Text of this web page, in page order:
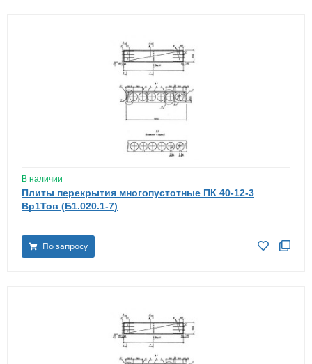
В наличии
Плиты перекрытия многопустотные ПК 40-12-3
Вр1Тов (Б1.020.1-7)
По запросу